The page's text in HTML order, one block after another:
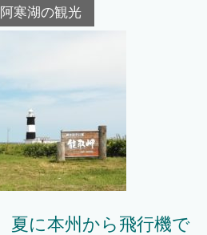
阿寒湖の観光
に本州から飛行機で